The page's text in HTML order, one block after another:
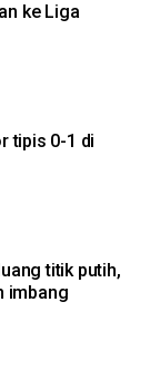
ke Liga
tipis 0-1 di
titik putih,
imbang